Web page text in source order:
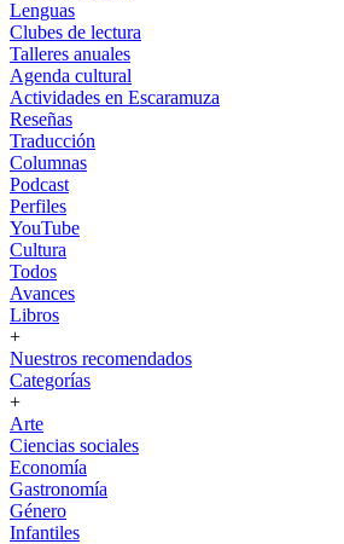
Lenguas
Clubes de lectura
Talleres anuales
Agenda cultural
Actividades en Escaramuza
Reseñas
Traducción
Columnas
Podcast
Perfiles
YouTube
Cultura
Todos
Avances
Libros
+
Nuestros recomendados
Categorías
+
Arte
Ciencias sociales
Economía
Gastronomía
Género
Infantiles